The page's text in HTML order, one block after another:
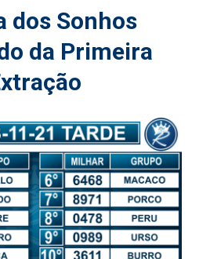
dos Sonhos
da Primeira